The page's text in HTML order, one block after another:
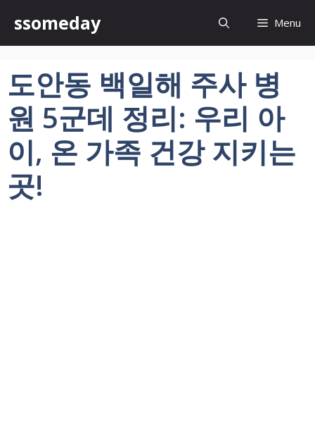
츠
너
뛰
ssomeday Menu
도안동 백일해 주사 병
원 5군데 정리: 우리 아
이, 온 가족 건강 지키는
곳!